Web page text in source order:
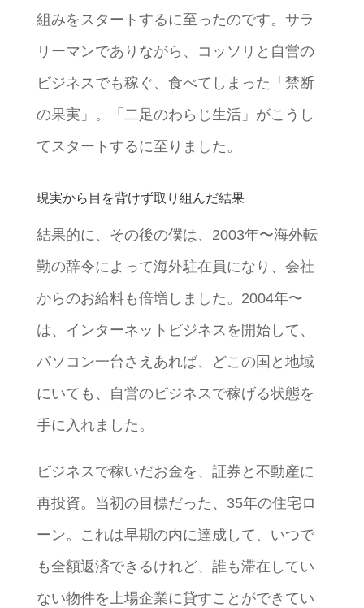
組みをスタートするに至ったのです。サラ
リーマンでありながら、コッソリと自営の
ビジネスでも稼ぐ、食べてしまった「禁断
の果実」。「二足のわらじ生活」がこうし
てスタートするに至りました。
現実から目を背けず取り組んだ結果
結果的に、その後の僕は、2003年〜海外転
勤の辞令によって海外駐在員になり、会社
からのお給料も倍増しました。2004年〜
は、インターネットビジネスを開始して、
パソコン一台さえあれば、どこの国と地域
にいても、自営のビジネスで稼げる状態を
手に入れました。
ビジネスで稼いだお金を、証券と不動産に
再投資。当初の目標だった、35年の住宅ロ
ーン。これは早期の内に達成して、いつで
も全額返済できるけれど、誰も滞在してい
ない物件を上場企業に貸すことができてい